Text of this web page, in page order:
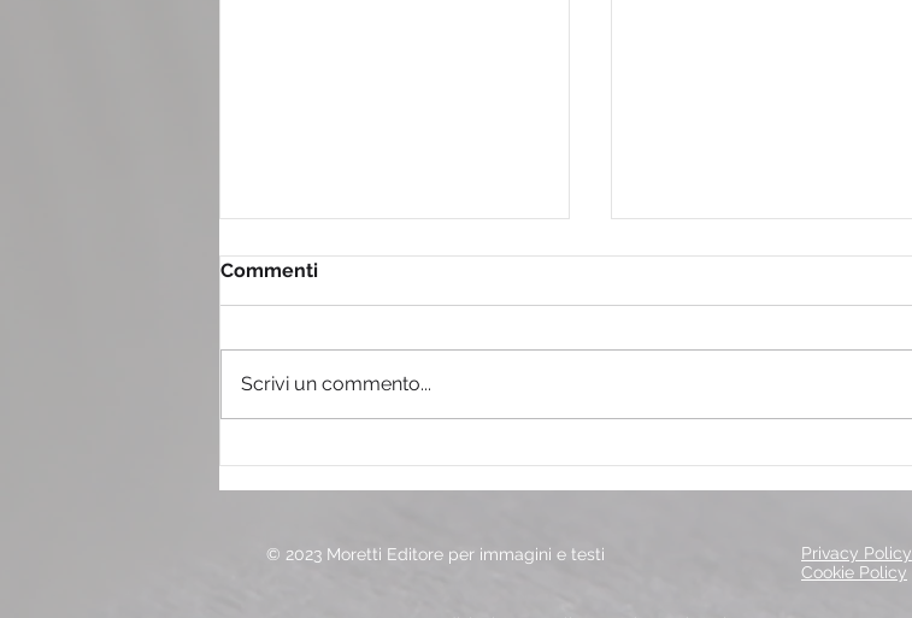
Commenti
Scrivi un commento...
© 2023 Moretti Editore per immagini e testi
Privacy Policy
Cookie Policy